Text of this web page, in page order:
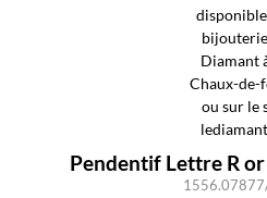
Pendentif Lettre R